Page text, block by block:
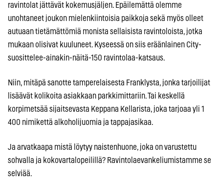
ravintolat jättävät kokemusjäljen. Epäilemättä olemme
unohtaneet joukon mielenkiintoisia paikkoja sekä myös olleet
autuaan tietämättömiä monista sellaisista ravintoloista, jotka
mukaan olisivat kuuluneet. Kyseessä on siis eräänlainen City-
suosittelee-ainakin-näitä-150 ravintolaa-katsaus.
Niin, mitäpä sanotte tamperelaisesta Franklysta, jonka tarjoilijat
lisäävät kolikoita asiakkaan parkkimittariin. Tai keskellä
korpimetsää sijaitsevasta Keppana Kellarista, joka tarjoaa yli 1
400 nimikettä alkoholijuomia ja tappajasikaa.
Ja arvatkaapa mistä löytyy naistenhuone, joka on varustettu
sohvalla ja kokovartalopeilillä? Ravintolaevankeliumistamme se
selviää.